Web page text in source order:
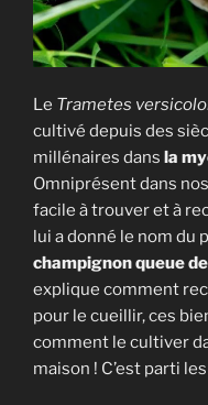
Le Trametes
cultivé depuis des
millénaires dans la
Omniprésent dans
facile à trouver et à
lui a donné le nom du
champignon queue
explique comment
pour le cueillir, ces
comment le cultiver
maison ! C’est parti